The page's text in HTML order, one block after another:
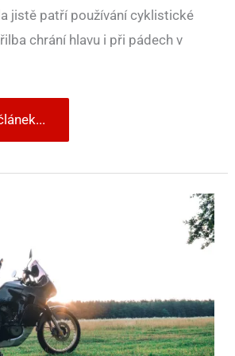
jistě patří používání cyklistické
chrání hlavu i při pádech v